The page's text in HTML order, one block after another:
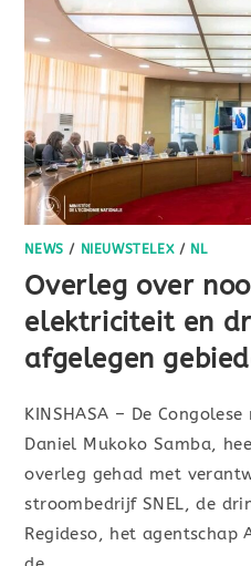
NEWS / NIEUWSTELEX/ NL
Overleg over
elektriciteit en
afgelegen
KINSHASA – De
Daniel Mukoko Samba,
overleg gehad met
stroombedrijf SNEL, de
Regideso, het agentschap